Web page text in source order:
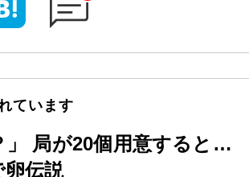
ています
」 局が20個用意すると…
卵伝説